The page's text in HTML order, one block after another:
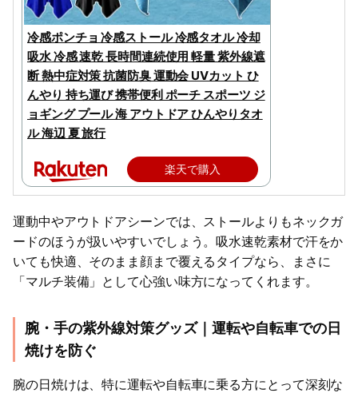
冷感ポンチョ 冷感ストール 冷感タオル 冷却
吸水 冷感 速乾 長時間連続使用 軽量 紫外線遮
断 熱中症対策 抗菌防臭 運動会 UVカット ひ
んやり 持ち運び 携帯便利 ポーチ スポーツ ジ
ョギング プール 海 アウトドア ひんやりタオ
ル 海辺 夏 旅行
楽天で購入
運動中やアウトドアシーンでは、ストールよりもネックガ
ードのほうが扱いやすいでしょう。吸水速乾素材で汗をか
いても快適、そのまま顔まで覆えるタイプなら、まさに
「マルチ装備」として心強い味方になってくれます。
腕・手の紫外線対策グッズ｜運転や自転車での日
焼けを防ぐ
腕の日焼けは、特に運転や自転車に乗る方にとって深刻な